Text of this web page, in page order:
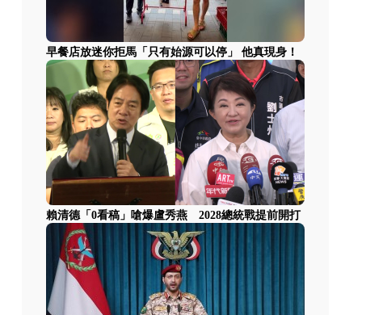
早餐店放迷你拒馬「只有始源可以停」 他真現身！
賴清德「0看稿」嗆爆盧秀燕 2028總統戰提前開打